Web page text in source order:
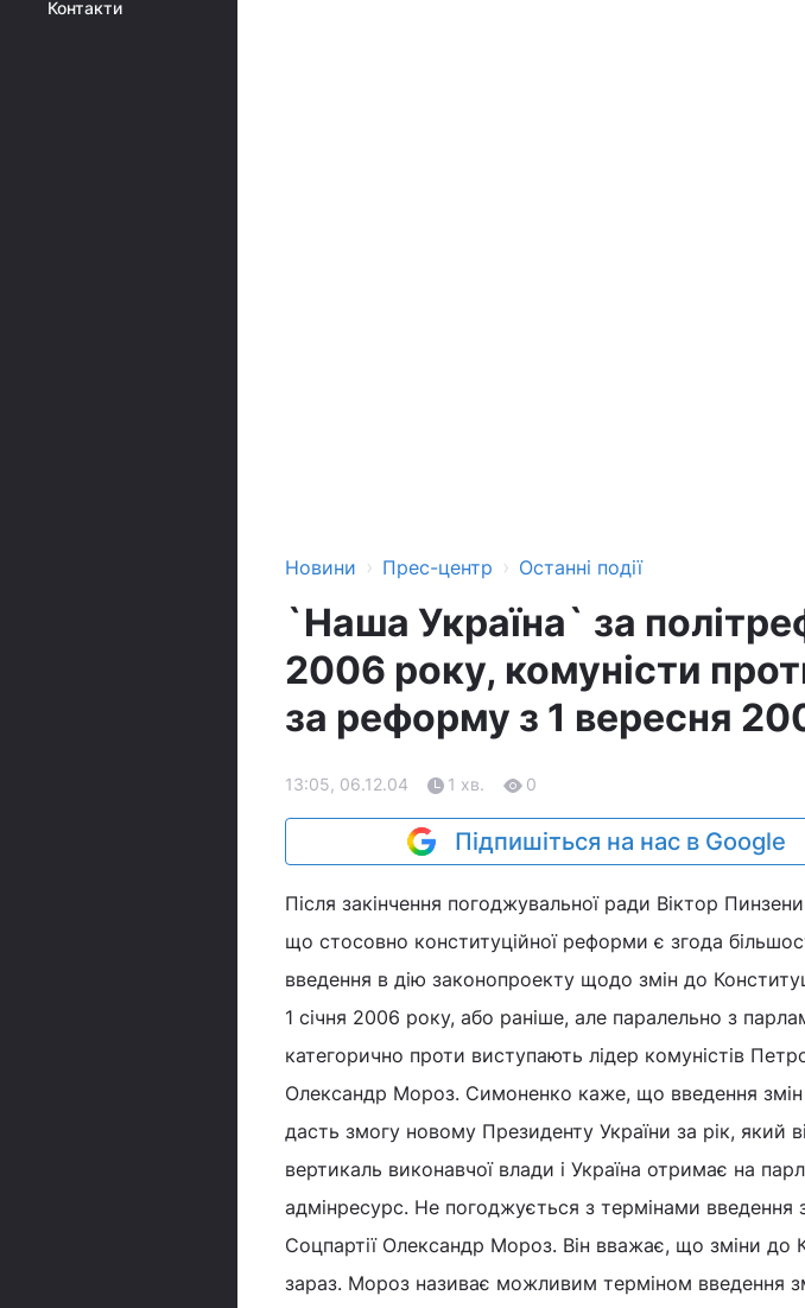
Контакти
Новини › Прес-центр › Останні події
`Наша Україна` за
2006 року, комуністи
за реформу з 1 вересня
13:05, 06.12.04 1 хв. 0
Підпишіться на нас в Google
Після закінчення погоджувальної ради Віктор
що стосовно конституційної реформи є згода
введення в дію законопроекту щодо змін до
1 січня 2006 року, або раніше, але паралельно з
категорично проти виступають лідер комуністів
Олександр Мороз. Симоненко каже, що введення змін
дасть змогу новому Президенту України за рік, який
вертикаль виконавчої влади і Україна отримає на
адмінресурс. Не погоджується з термінами введення
Соцпартії Олександр Мороз. Він вважає, що зміни до
зараз. Мороз називає можливим терміном введення